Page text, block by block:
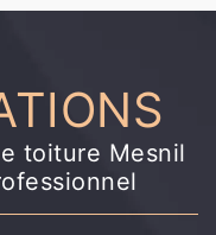
toiture Mesnil